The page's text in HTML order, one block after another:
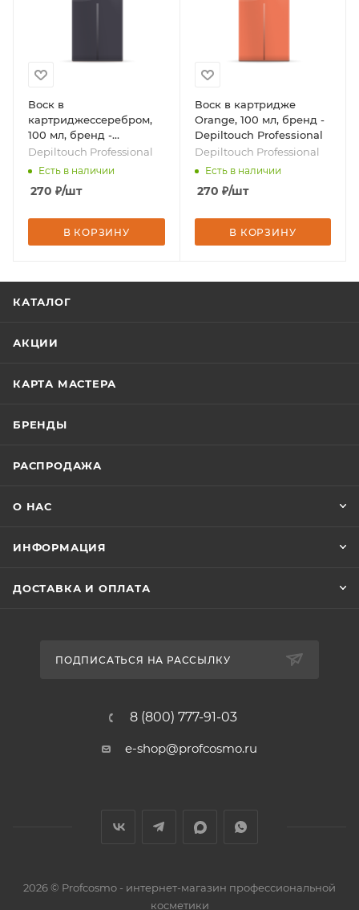
Воск в
картриджессеребром,
100 мл, бренд -
Depiltouch Professional
Depiltouch Professional
Есть в наличии
270 ₽/шт
В КОРЗИНУ
Воск в картридже
Orange, 100 мл, бренд -
Depiltouch Professional
Depiltouch Professional
Есть в наличии
270 ₽/шт
В КОРЗИНУ
КАТАЛОГ
АКЦИИ
КАРТА МАСТЕРА
БРЕНДЫ
РАСПРОДАЖА
О НАС
ИНФОРМАЦИЯ
ДОСТАВКА И ОПЛАТА
ПОДПИСАТЬСЯ НА РАССЫЛКУ
8 (800) 777-91-03
e-shop@profcosmo.ru
2026© Profcosmo - интернет-магазин профессиональной
косметики